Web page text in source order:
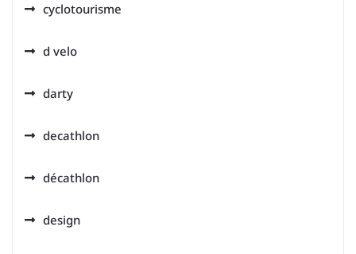
cyclotourisme
d velo
darty
decathlon
décathlon
design